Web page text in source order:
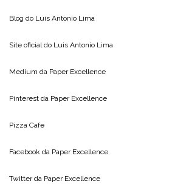
Blog do Luis Antonio Lima
Site oficial do Luis Antonio Lima
Medium da Paper Excellence
Pinterest da Paper Excellence
Pizza Cafe
Facebook da Paper Excellence
Twitter da Paper Excellence